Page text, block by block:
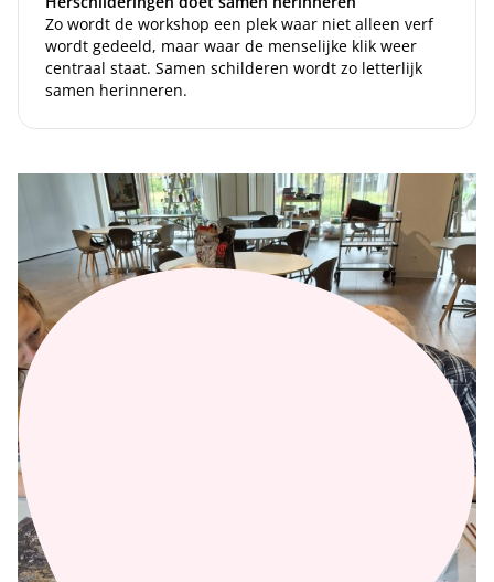
Zo wordt de workshop een plek waar niet alleen verf
wordt gedeeld, maar waar de menselijke klik weer
centraal staat. Samen schilderen wordt zo letterlijk
samen herinneren.